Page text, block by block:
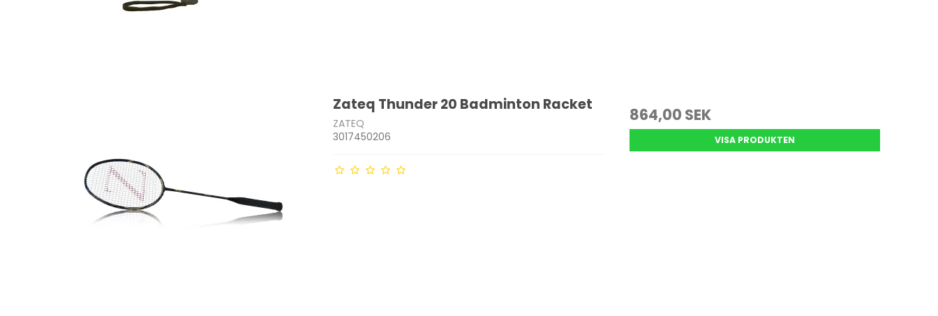
Zateq Thunder 20 Badminton Racket
ZATEQ
3017450206
864,00 SEK
VISA PRODUKTEN